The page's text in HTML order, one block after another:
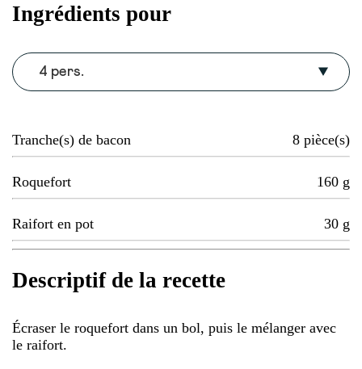
Ingrédients pour
4 pers.
Tranche(s) de bacon 8 pièce(s)
Roquefort 160 g
Raifort en pot 30 g
Descriptif de la recette
Écraser le roquefort dans un bol, puis le mélanger avec
le raifort.